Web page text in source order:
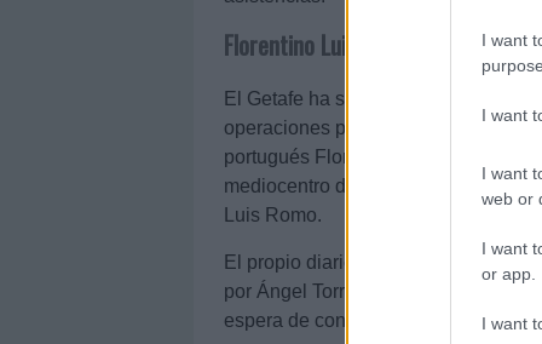
I want
I want
I want
web or
I want
or app.
I want
Florentino Luis, refuerzo para el
El Getafe ha sido uno de los
operaciones por cerrar. La próxima
portugués Florentino Luis (21 años).
mediocentro del Benfica se ha
Luis Romo.
El propio diario madrileño afirma
por Ángel Torres y busca un jugador
espera de conocer el futuro de